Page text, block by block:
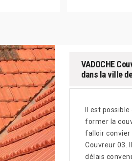
VADOCHE
dans la ville
Il est
former la
falloir convier
Couvreur 03.
délais